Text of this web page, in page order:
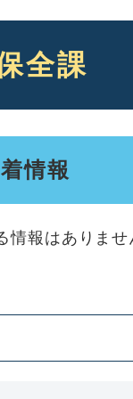
全課
情報
情報はありませ